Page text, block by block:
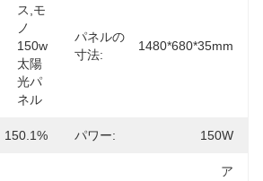
ス,モ
ノ
150w
太陽
光パ
ネル
パネルの
寸法:
1480*680*35mm
150.1% パワー: 150W
ア